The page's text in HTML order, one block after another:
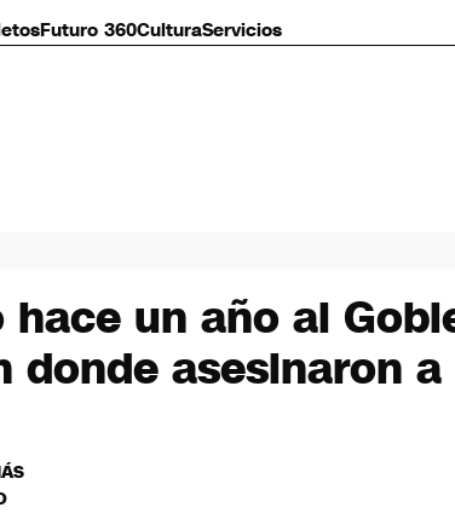
Futuro 360CulturaServicios
un año al
asesinaron